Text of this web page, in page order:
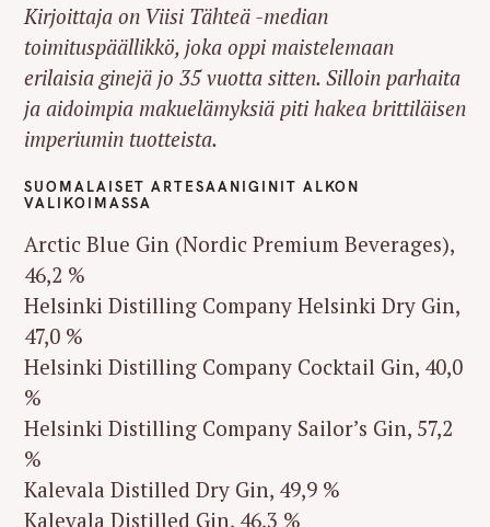
Kirjoittaja on Viisi Tähteä -median
toimituspäällikkö, joka oppi maistelemaan
erilaisia ginejä jo 35 vuotta sitten. Silloin parhaita
ja aidoimpia makuelämyksiä piti hakea brittiläisen
imperiumin tuotteista.
SUOMALAISET ARTESAANIGINIT ALKON
VALIKOIMASSA
Arctic Blue Gin (Nordic Premium Beverages),
46,2 %
Helsinki Distilling Company Helsinki Dry Gin,
47,0 %
Helsinki Distilling Company Cocktail Gin, 40,0
%
Helsinki Distilling Company Sailor’s Gin, 57,2
%
Kalevala Distilled Dry Gin, 49,9 %
Kalevala Distilled Gin, 46,3 %